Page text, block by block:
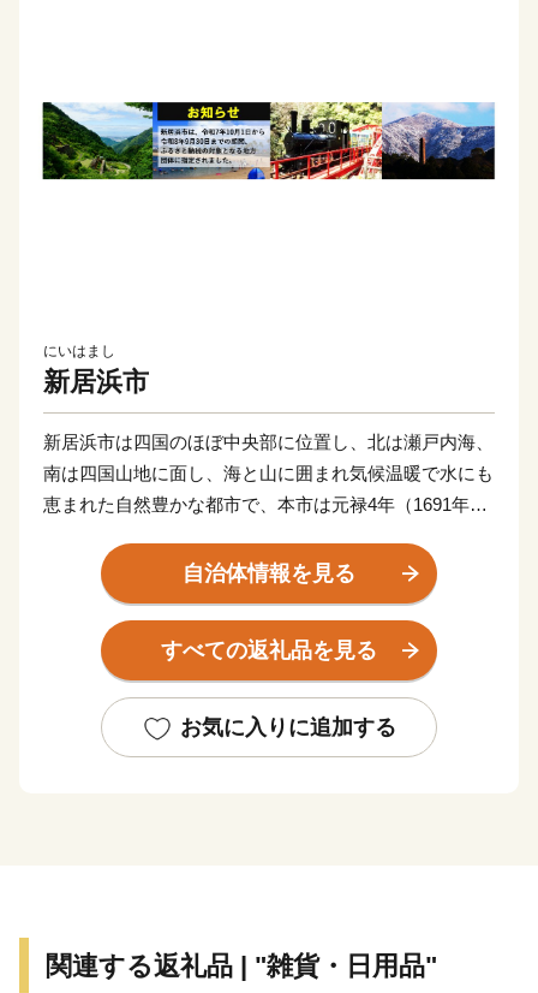
にいはまし
新居浜市
新居浜市は四国のほぼ中央部に位置し、北は瀬戸内海、
南は四国山地に面し、海と山に囲まれ気候温暖で水にも
恵まれた自然豊かな都市で、本市は元禄4年（1691年）
市内には日本経済の発展にも貢献した別子銅山の歴史を
伝える産業遺産も数多く残っており、それらを活かした
観光や伝統文化行事の保存と継承、そしてスポーツの振
【返礼品のお届け】
い。
自治体情報を見る
すべての返礼品を見る
お気に入りに追加する
関連する返礼品 | "雑貨・日用品"